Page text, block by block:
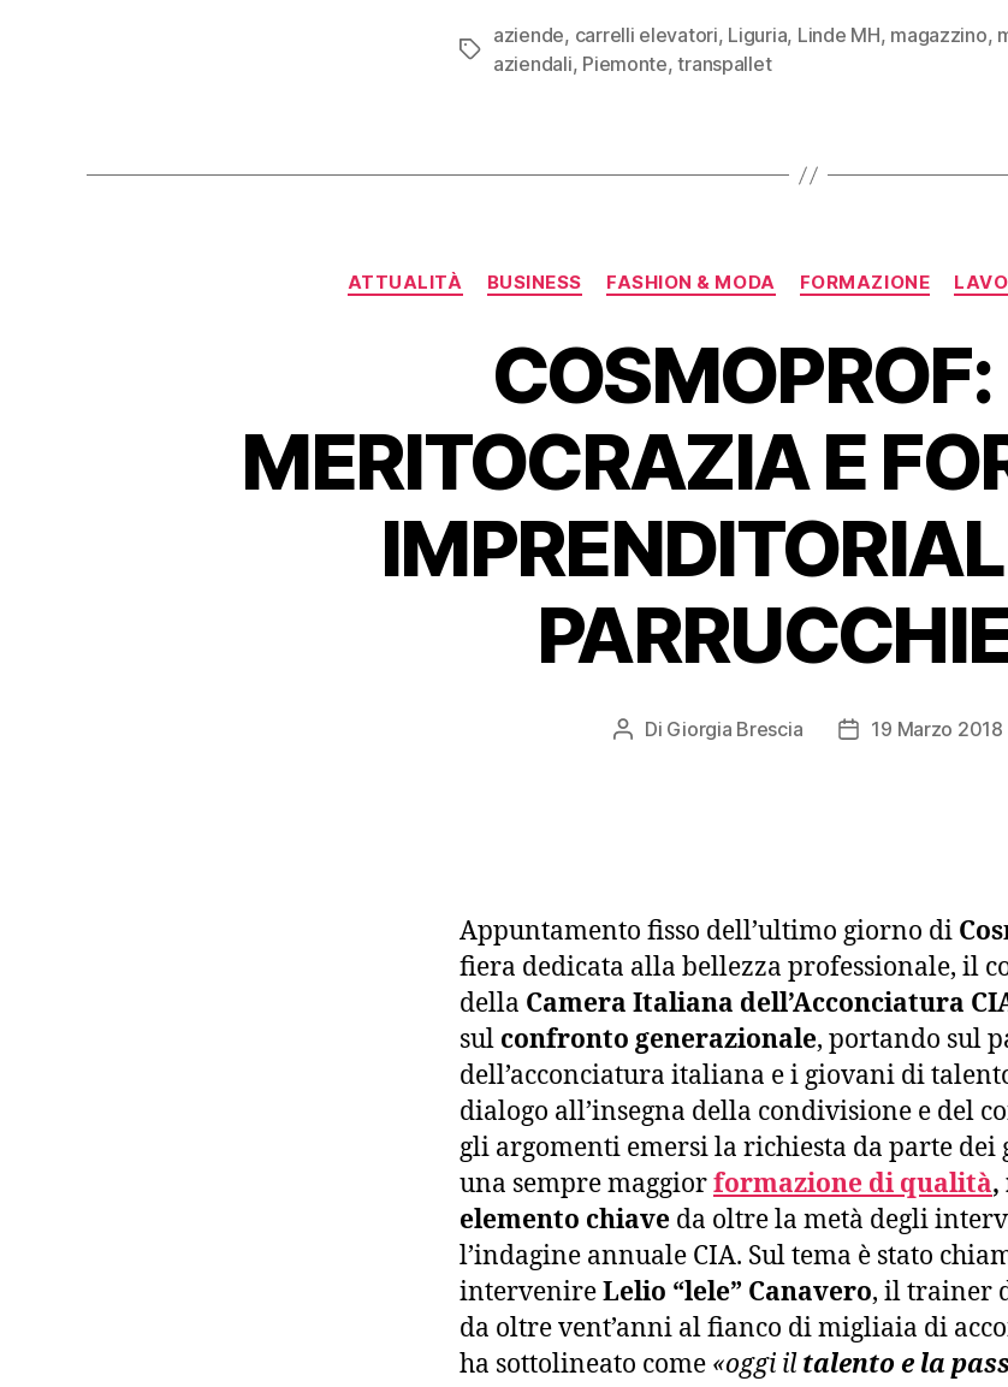
Tag
aziende, carrelli elevatori, Liguria, Linde MH, magazzino,
aziendali, Piemonte,transpallet
Categorie
ATTUALITÀ BUSINESS FASHION & MODA FORMAZIONE
COSMOPROF:
MERITOCRAZIA E
Autore
Di Giorgia Brescia
Data19 Marzo 2018
Appuntamento fisso dell’ultimo giorno di
fiera dedicata alla bellezza professionale, il
della Camera Italiana dell’Acconciatura
sul confronto generazionale, portando sul
dell’acconciatura italiana e i giovani di
dialogo all’insegna della condivisione e del
gli argomenti emersi la richiesta da parte dei
una sempre maggiorformazione di qualità,
elemento chiave da oltre la metà degli
l’indagine annuale CIA. Sul tema è stato
intervenireLelio “lele” Canavero, il trainer
da oltre vent’anni al fianco di migliaia di
ha sottolineato come «oggi iltalento e la